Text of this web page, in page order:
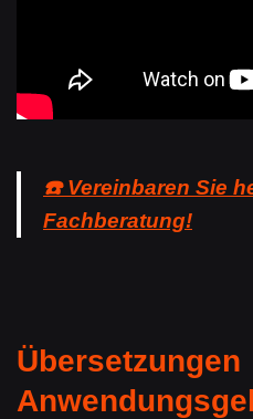
☎️ Vereinbaren Sie
Fachberatung!
Übersetzungen